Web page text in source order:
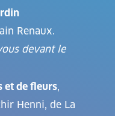
Renaux.
devant le
et de fleurs,
Henni, de La